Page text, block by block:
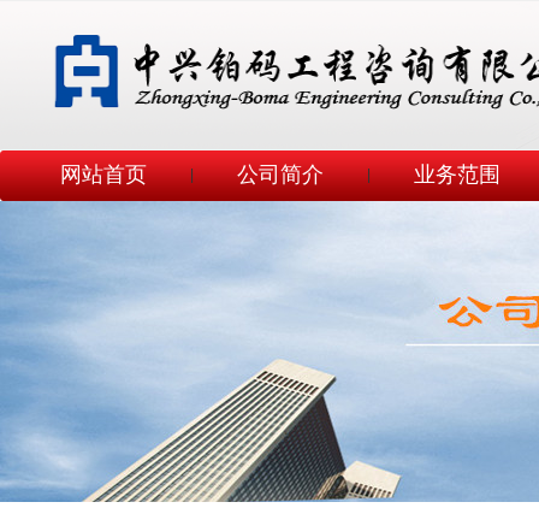
网站首页 公司简介 业务范围